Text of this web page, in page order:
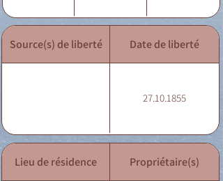
Source(s) de liberté Date de liberté
27.10.1855
Lieu de résidence Propriétaire(s)